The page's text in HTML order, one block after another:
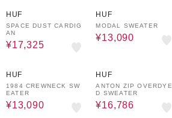
HUF
SPACE DUST CARDIG
AN
¥17,325
HUF
MODAL SWEATER
¥13,090
HUF
1984 CREWNECK SW
EATER
¥13,090
HUF
ANTON ZIP OVERDYE
D SWEATER
¥16,786